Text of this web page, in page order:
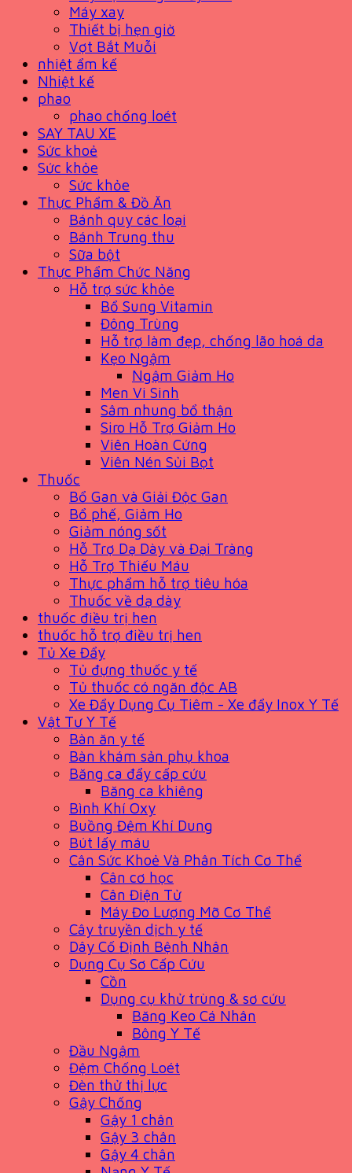
Máy xay
Thiết bị hẹn giờ
Vợt Bắt Muỗi
nhiệt ẩm kế
Nhiệt kế
phao
phao chống loét
SAY TAU XE
Sức khoẻ
Sức khỏe
Sức khỏe
Thực Phẩm & Đồ Ăn
Bánh quy các loại
Bánh Trung thu
Sữa bột
Thực Phẩm Chức Năng
Hỗ trợ sức khỏe
Bổ Sung Vitamin
Đông Trùng
Hỗ trợ làm đẹp, chống lão hoá da
Kẹo Ngậm
Ngậm Giảm Ho
Men Vi Sinh
Sâm nhung bổ thận
Siro Hỗ Trợ Giảm Ho
Viên Hoàn Cứng
Viên Nén Sủi Bọt
Thuốc
Bổ Gan và Giải Độc Gan
Bổ phế, Giảm Ho
Giảm nóng sốt
Hỗ Trợ Dạ Dày và Đại Tràng
Hỗ Trợ Thiếu Máu
Thực phẩm hỗ trợ tiêu hóa
Thuốc về dạ dày
thuốc điều trị hen
thuốc hỗ trợ điều trị hen
Tủ Xe Đẩy
Tủ đựng thuốc y tế
Tủ thuốc có ngăn độc AB
Xe Đẩy Dụng Cụ Tiêm - Xe đẩy Inox Y Tế
Vật Tư Y Tế
Bàn ăn y tế
Bàn khám sản phụ khoa
Băng ca đẩy cấp cứu
Băng ca khiêng
Bình Khí Oxy
Buồng Đệm Khí Dung
Bút lấy máu
Cân Sức Khoẻ Và Phân Tích Cơ Thể
Cân cơ học
Cân Điện Tử
Máy Đo Lượng Mỡ Cơ Thể
Cây truyền dịch y tế
Dây Cố Định Bệnh Nhân
Dụng Cụ Sơ Cấp Cứu
Cồn
Dụng cụ khử trùng & sơ cứu
Băng Keo Cá Nhân
Bông Y Tế
Đầu Ngậm
Đệm Chống Loét
Đèn thử thị lực
Gậy Chống
Gậy 1 chân
Gậy 3 chân
Gậy 4 chân